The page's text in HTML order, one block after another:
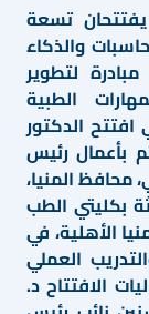
تسعة
والذكاء
لتطوير
الطبية
افتتح الدكتور
بأعمال رئيس
محافظ المنيا،
بكليتي الطب
الأهلية، في
العملي
الافتتاح د.